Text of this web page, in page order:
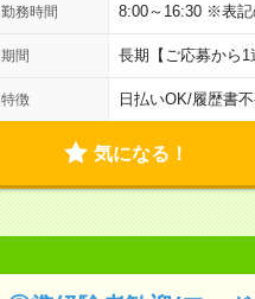
勤務時間 8:00～16:30 ※表記
期間 長期【ご応募から1
特徴 日払いOK/履歴書
気になる！